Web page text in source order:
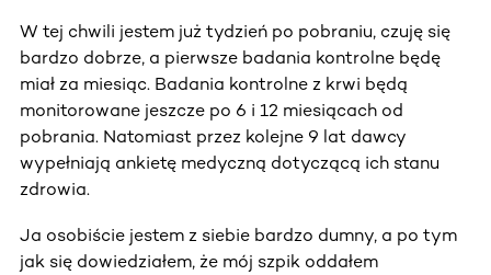
W tej chwili jestem już tydzień po pobraniu, czuję się
bardzo dobrze, a pierwsze badania kontrolne będę
miał za miesiąc. Badania kontrolne z krwi będą
monitorowane jeszcze po 6 i 12 miesiącach od
pobrania. Natomiast przez kolejne 9 lat dawcy
wypełniają ankietę medyczną dotyczącą ich stanu
zdrowia.
Ja osobiście jestem z siebie bardzo dumny, a po tym
jak się dowiedziałem, że mój szpik oddałem